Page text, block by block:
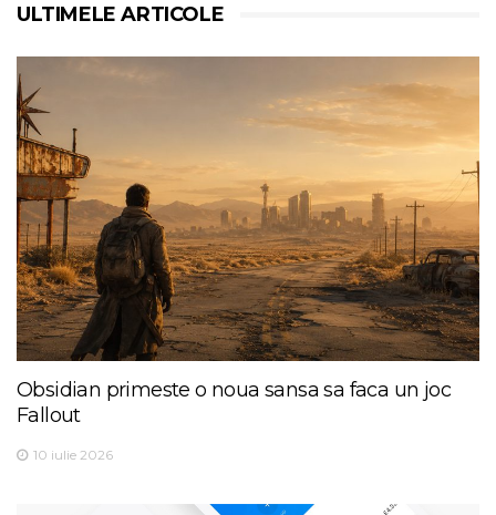
ULTIMELE ARTICOLE
Obsidian primeste o noua sansa sa faca un joc
Fallout
10 iulie 2026